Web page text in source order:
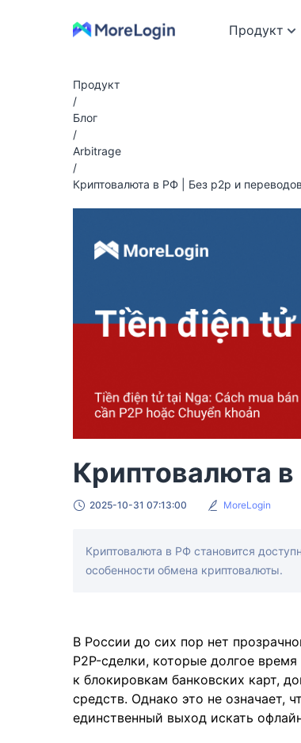
Продукт
Продукт
/
Блог
/
Arbitrage
/
Криптовалюта в РФ | Без p2p и переводов
Криптовалюта
2025-10-31 07:13:00 MoreLogin
Криптовалюта в РФ становится
особенности обмена криптовалюты.
В России до сих пор нет
P2P-сделки, которые долгое
к блокировкам банковских карт,
средств. Однако это не означает,
единственный выход искать